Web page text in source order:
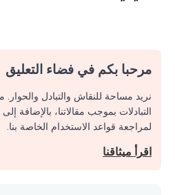
مرحبا بكم في فضاء التعليق
نريد مساحة للنقاش والتبادل
التبادلات بموجب مقالاتنا، بالإضافة
لمراجعة قواعد الاستخدام الخاصة بنا.
اقرأ ميثاقنا